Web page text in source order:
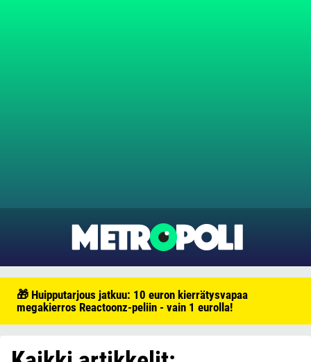
🎁 Huipputarjous jatkuu: 10 euron kierrätysvapaa
megakierros Reactoonz-peliin - vain 1 eurolla!